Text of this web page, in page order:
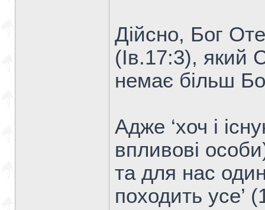
Дійсно, Бог
(Ів.17:3), який
немає більш
Адже ‘хоч і
впливові
та для нас
походить усе’